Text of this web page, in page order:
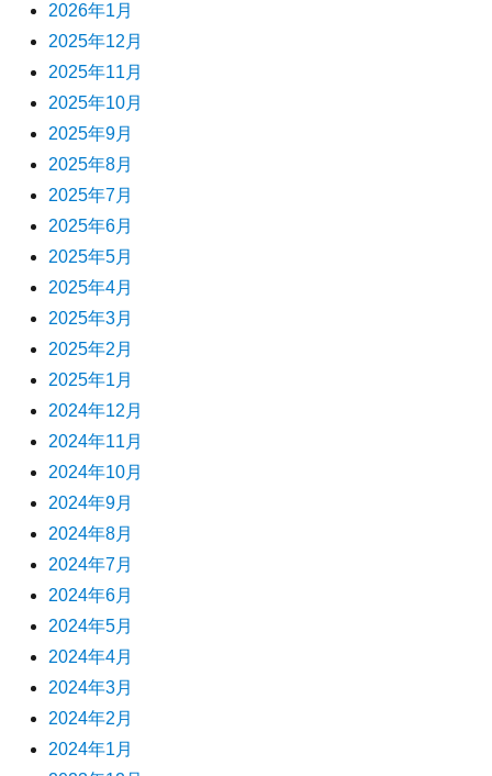
2026年1月
2025年12月
2025年11月
2025年10月
2025年9月
2025年8月
2025年7月
2025年6月
2025年5月
2025年4月
2025年3月
2025年2月
2025年1月
2024年12月
2024年11月
2024年10月
2024年9月
2024年8月
2024年7月
2024年6月
2024年5月
2024年4月
2024年3月
2024年2月
2024年1月